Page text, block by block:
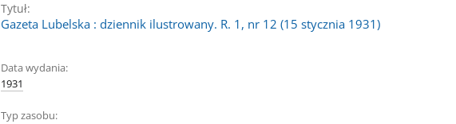
Tytuł:
Gazeta Lubelska : dziennik ilustrowany. R. 1, nr 12 (15 stycznia 1931)
Data wydania:
1931
Typ zasobu: